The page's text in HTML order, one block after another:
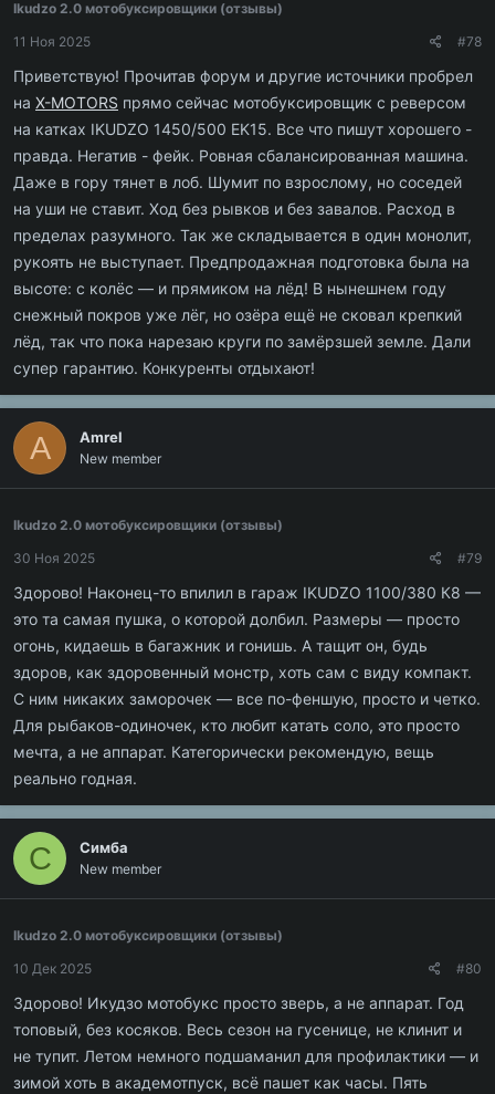
Ikudzo 2.0 мотобуксировщики (отзывы)
11 Ноя 2025
#78
Приветствую! Прочитав форум и другие источники пробрел
на X-MOTORS прямо сейчас мотобуксировщик с реверсом
на катках IKUDZO 1450/500 EK15. Все что пишут хорошего -
правда. Негатив - фейк. Ровная сбалансированная машина.
Даже в гору тянет в лоб. Шумит по взрослому, но соседей
на уши не ставит. Ход без рывков и без завалов. Расход в
пределах разумного. Так же складывается в один монолит,
рукоять не выступает. Предпродажная подготовка была на
высоте: с колёс — и прямиком на лёд! В нынешнем году
снежный покров уже лёг, но озёра ещё не сковал крепкий
лёд, так что пока нарезаю круги по замёрзшей земле. Дали
супер гарантию. Конкуренты отдыхают!
A Amrel
New member
Ikudzo 2.0 мотобуксировщики (отзывы)
30 Ноя 2025
#79
Здорово! Наконец-то впилил в гараж IKUDZO 1100/380 К8 —
это та самая пушка, о которой долбил. Размеры — просто
огонь, кидаешь в багажник и гонишь. А тащит он, будь
здоров, как здоровенный монстр, хоть сам с виду компакт.
С ним никаких заморочек — все по-феншую, просто и четко.
Для рыбаков-одиночек, кто любит катать соло, это просто
мечта, а не аппарат. Категорически рекомендую, вещь
реально годная.
С Симба
New member
Ikudzo 2.0 мотобуксировщики (отзывы)
10 Дек 2025
#80
Здорово! Икудзо мотобукс просто зверь, а не аппарат. Год
топовый, без косяков. Весь сезон на гусенице, не клинит и
не тупит. Летом немного подшаманил для профилактики — и
зимой хоть в академотпуск, всё пашет как часы. Пять